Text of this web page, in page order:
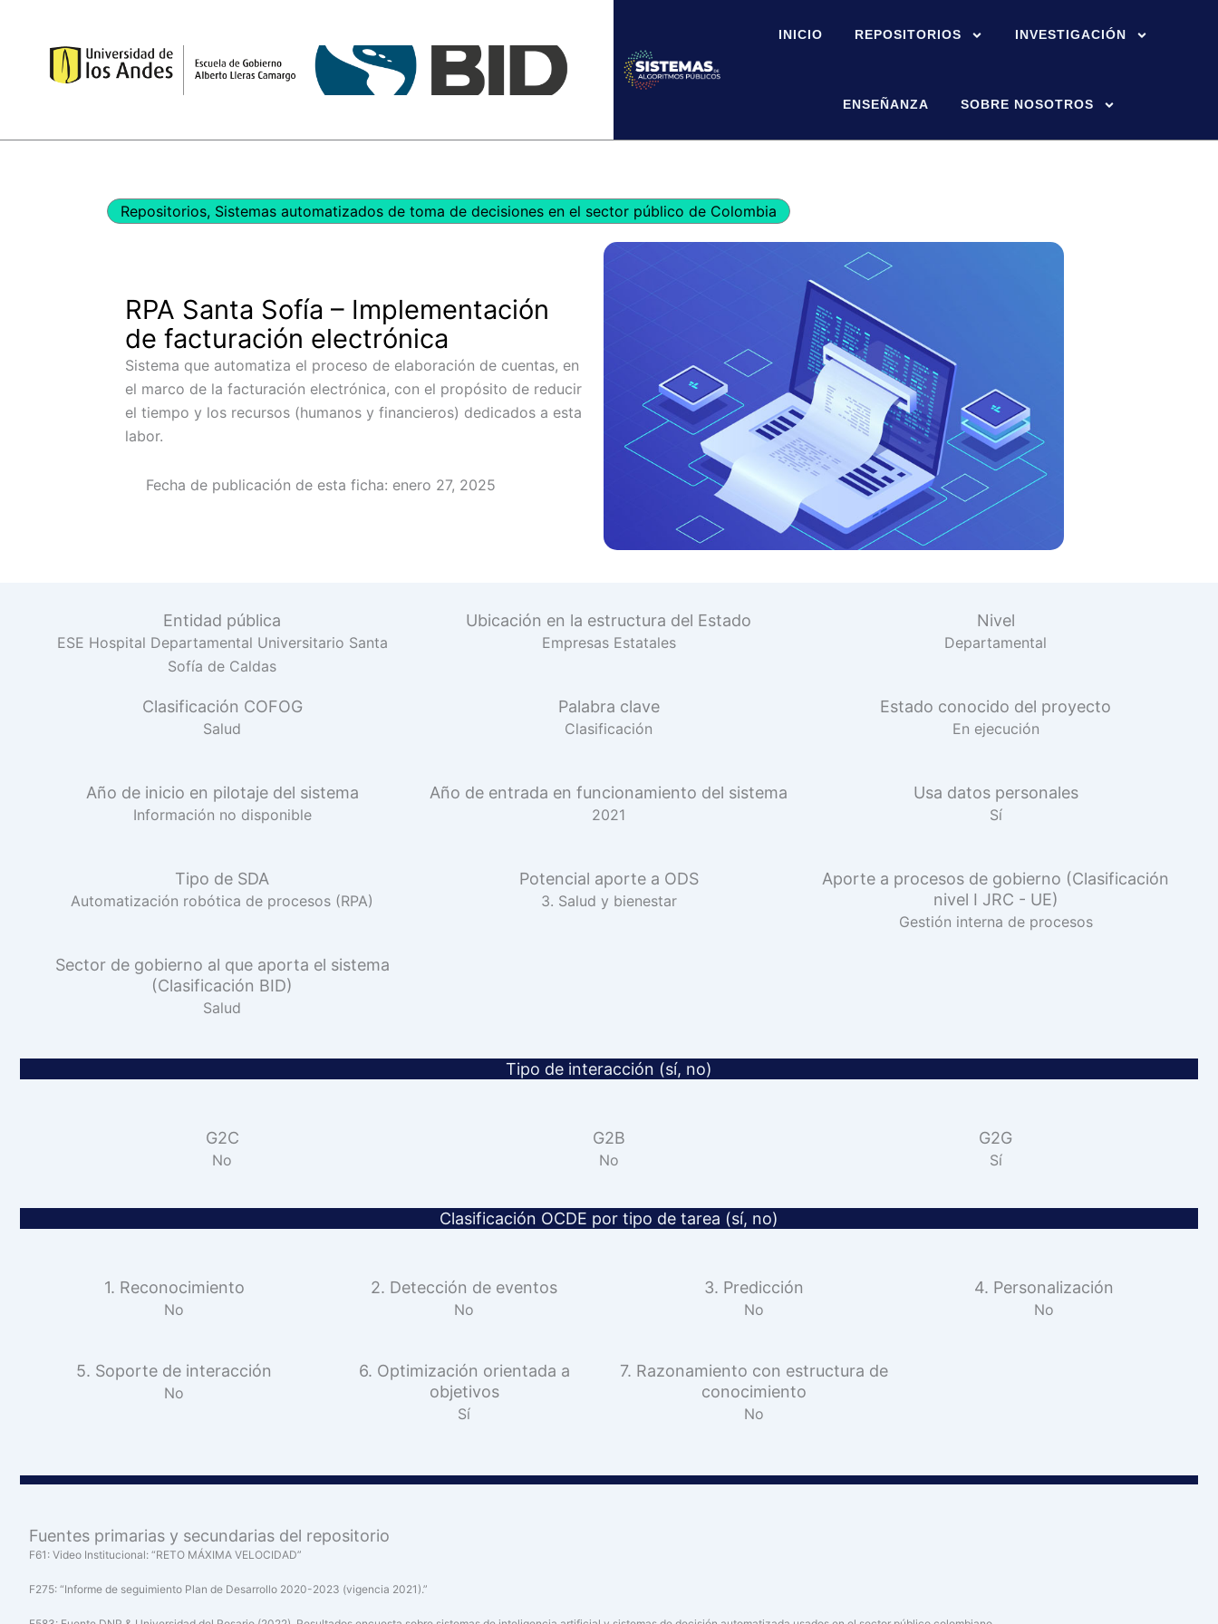
contenido
INICIO REPOSITORIOS INVESTIGACIÓN
ENSEÑANZA SOBRE NOSOTROS
Repositorios, Sistemas automatizados de toma de decisiones en el sector público de Colombia
RPA Santa Sofía – Implementación
de facturación electrónica
Sistema que automatiza el proceso de elaboración de cuentas, en
el marco de la facturación electrónica, con el propósito de reducir
el tiempo y los recursos (humanos y financieros) dedicados a esta
labor.
Fecha de publicación de esta ficha: enero 27, 2025
Entidad pública
ESE Hospital Departamental Universitario Santa
Sofía de Caldas
Ubicación en la estructura del Estado
Empresas Estatales
Nivel
Departamental
Clasificación COFOG
Salud
Palabra clave
Clasificación
Estado conocido del proyecto
En ejecución
Año de inicio en pilotaje del sistema
Información no disponible
Año de entrada en funcionamiento del sistema
2021
Usa datos personales
Sí
Tipo de SDA
Automatización robótica de procesos (RPA)
Potencial aporte a ODS
3. Salud y bienestar
Aporte a procesos de gobierno (Clasificación
nivel I JRC - UE)
Gestión interna de procesos
Sector de gobierno al que aporta el sistema
(Clasificación BID)
Salud
Tipo de interacción (sí, no)
G2C
No
G2B
No
G2G
Sí
Clasificación OCDE por tipo de tarea (sí, no)
1. Reconocimiento
No
2. Detección de eventos
No
3. Predicción
No
4. Personalización
No
5. Soporte de interacción
No
6. Optimización orientada a
objetivos
Sí
7. Razonamiento con estructura de
conocimiento
No
Fuentes primarias y secundarias del repositorio
F61: Video Institucional: “RETO MÁXIMA VELOCIDAD”
F275: “Informe de seguimiento Plan de Desarrollo 2020-2023 (vigencia 2021).”